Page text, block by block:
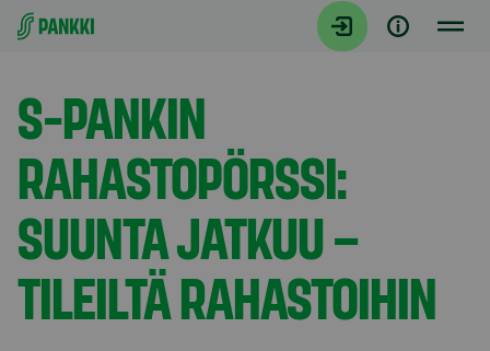
Siirry suoraan sisältöön
Tiedotteet
S-PANKIN
RAHASTOPÖRSSI:
SUUNTA JATKUU –
TILEILTÄ RAHASTOIHIN